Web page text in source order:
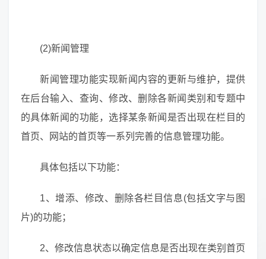
(2)新闻管理
新闻管理功能实现新闻内容的更新与维护，提供
在后台输入、查询、修改、删除各新闻类别和专题中
的具体新闻的功能，选择某条新闻是否出现在栏目的
首页、网站的首页等一系列完善的信息管理功能。
具体包括以下功能：
1、增添、修改、删除各栏目信息(包括文字与图
片)的功能；
2、修改信息状态以确定信息是否出现在类别首页